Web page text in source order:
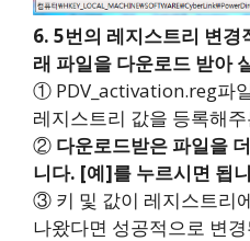
6. 5번의 레지스트리 변경
래 파일을 다운로드 받아
① PDV_activation.reg파
레지스트리 값을 등록해
② 다운로드받은 파일을
니다. [예]를 누르시면 됩
③ 키 및 값이 레지스트리
나왔다면 성공적으로 변